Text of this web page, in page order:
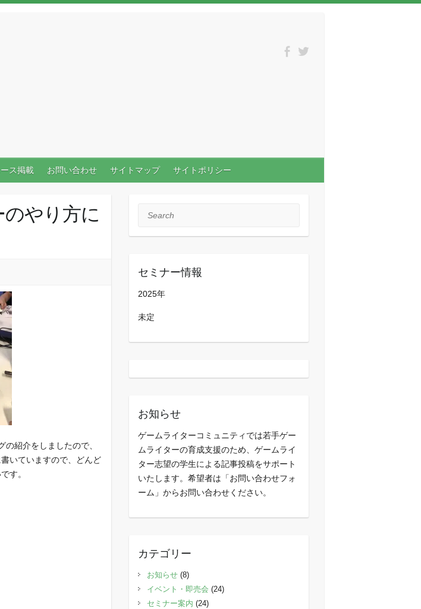
ス掲載 お問い合わせ サイトマップ サイトポリシー
やり方に
紹介をしましたので、
いていますので、どんど
す。
Search
セミナー情報
2025年
未定
お知らせ
ゲームライターコミュニティでは若手ゲー
ムライターの育成支援のため、ゲームライ
ター志望の学生による記事投稿をサポート
いたします。希望者は「お問い合わせフォ
ーム」からお問い合わせください。
カテゴリー
お知らせ(8)
イベント・即売会 (24)
セミナー案内 (24)